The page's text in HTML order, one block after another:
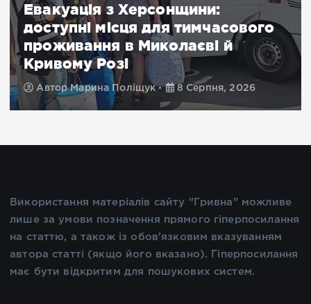
Евакуація з Херсонщини:
доступні місця для тимчасового
проживання в Миколаєві й
Кривому Розі
АвторМарина Поліщук 8 Серпня, 2026
Використання матеріалів сайту "Гривна" можливе
лише за умови позначення прямого гіперпосилання
на статтю, а також із обов'язковим вказуванням
автора статті (якщо його вказано). Гіперпосилання
має бути відкритим для пошукових систем.